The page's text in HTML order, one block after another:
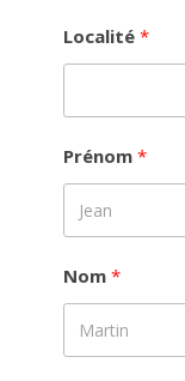
Localité
Prénom
Nom